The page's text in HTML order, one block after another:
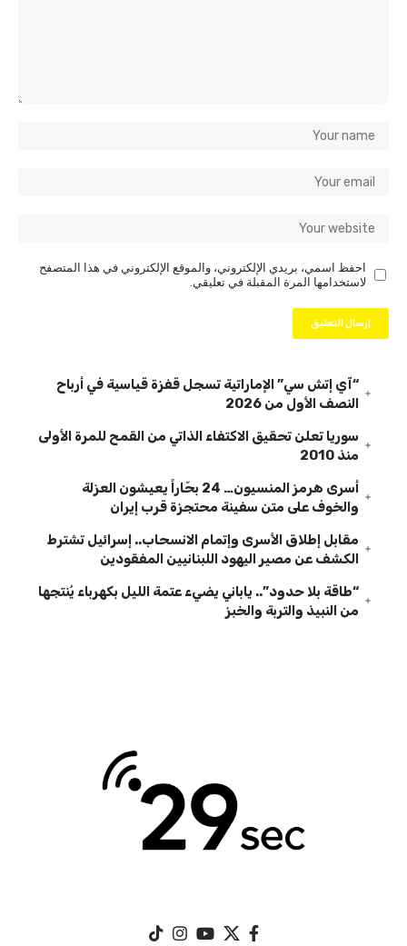
احفظ اسمي، بريدي الإلكتروني، والموقع الإلكتروني في هذا المتصفح
لاستخدامها المرة المقبلة في تعليقي.
“آي إتش سي” الإماراتية تسجل قفزة قياسية في أرباح
النصف الأول من 2026
سوريا تعلن تحقيق الاكتفاء الذاتي من القمح للمرة الأولى
منذ 2010
أسرى هرمز المنسيون… 24 بحّاراً يعيشون العزلة
والخوف على متن سفينة محتجزة قرب إيران
مقابل إطلاق الأسرى وإتمام الانسحاب.. إسرائيل تشترط
الكشف عن مصير اليهود اللبنانيين المفقودين
“طاقة بلا حدود”.. ياباني يضيء عتمة الليل بكهرباء يُنتجها
من النبيذ والتربة والخبز